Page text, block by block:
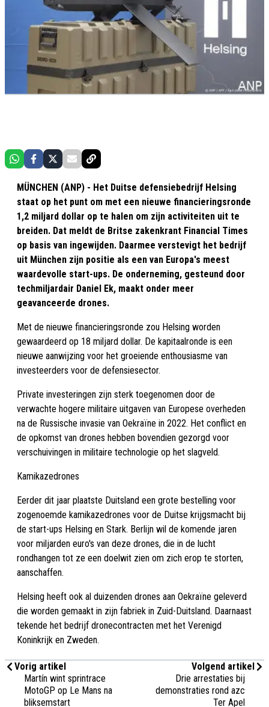
MÜNCHEN (ANP) - Het Duitse defensiebedrijf Helsing
staat op het punt om met een nieuwe financieringsronde
1,2 miljard dollar op te halen om zijn activiteiten uit te
breiden. Dat meldt de Britse zakenkrant Financial Times
op basis van ingewijden. Daarmee verstevigt het bedrijf
uit München zijn positie als een van Europa's meest
waardevolle start-ups. De onderneming, gesteund door
techmiljardair Daniel Ek, maakt onder meer
geavanceerde drones.
Met de nieuwe financieringsronde zou Helsing worden
gewaardeerd op 18 miljard dollar. De kapitaalronde is een
nieuwe aanwijzing voor het groeiende enthousiasme van
investeerders voor de defensiesector.
Private investeringen zijn sterk toegenomen door de
verwachte hogere militaire uitgaven van Europese overheden
na de Russische invasie van Oekraïne in 2022. Het conflict en
de opkomst van drones hebben bovendien gezorgd voor
verschuivingen in militaire technologie op het slagveld.
Kamikazedrones
Eerder dit jaar plaatste Duitsland een grote bestelling voor
zogenoemde kamikazedrones voor de Duitse krijgsmacht bij
de start-ups Helsing en Stark. Berlijn wil de komende jaren
voor miljarden euro's van deze drones, die in de lucht
rondhangen tot ze een doelwit zien om zich erop te storten,
aanschaffen.
Helsing heeft ook al duizenden drones aan Oekraïne geleverd
die worden gemaakt in zijn fabriek in Zuid-Duitsland. Daarnaast
tekende het bedrijf dronecontracten met het Verenigd
Koninkrijk en Zweden.
Vorig artikel
Martín wint sprintrace
MotoGP op Le Mans na
bliksemstart
Volgend artikel
Drie arrestaties bij
demonstraties rond azc
Ter Apel